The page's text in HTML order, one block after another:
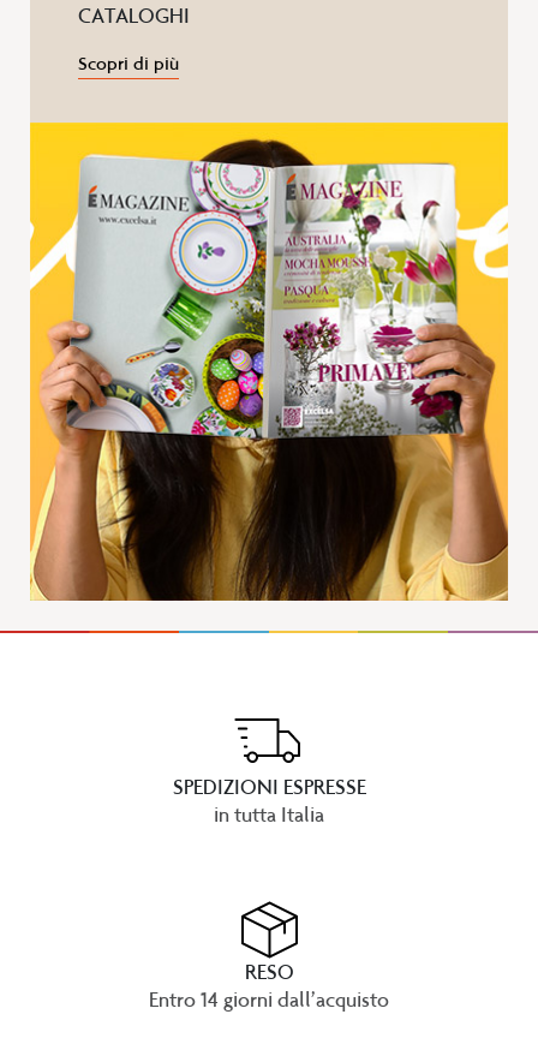
CATALOGHI
Scopri di più
SPEDIZIONI ESPRESSE
in tutta Italia
RESO
Entro 14 giorni dall’acquisto